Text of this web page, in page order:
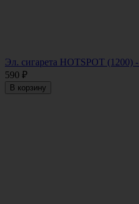
Эл. сигарета HOTSPOT (1200)
590 ₽
В корзину